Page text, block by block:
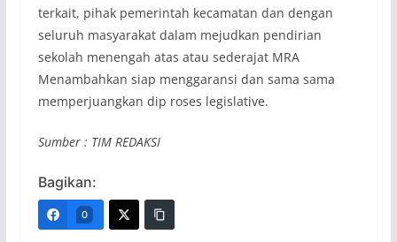
terkait, pihak pemerintah kecamatan dan dengan
seluruh masyarakat dalam mejudkan pendirian
sekolah menengah atas atau sederajat MRA
Menambahkan siap menggaransi dan sama sama
memperjuangkan dip roses legislative.
Sumber : TIM REDAKSI
Bagikan:
0